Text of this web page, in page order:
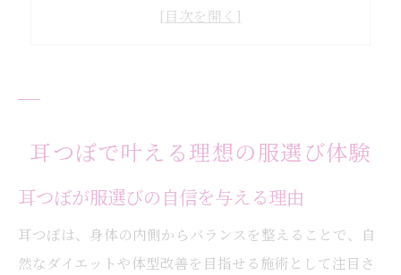
耳つぼ施術が体型悩みをサポート
耳つぼで無理なく体型改善する方法
着たい服へ導く耳つぼ刺激の工夫
耳つぼで叶える自然なダイエット法
耳つぼで叶える理想の服選び体験
耳つぼが服選びの自信を与える理由
耳つぼは、身体の内側からバランスを整えることで、自
然なダイエットや体型改善を目指せる施術として注目さ